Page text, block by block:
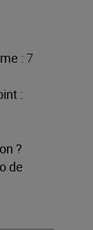
: 7
:
?
de